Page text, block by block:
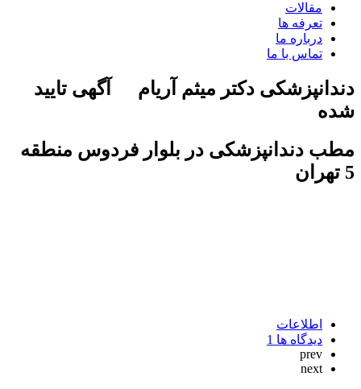
مقالات
تعرفه ها
درباره ما
تماس با ما
دندانپزشکی دکتر میثم آریام
آگهی تایید
شده
مطب دندانپزشکی در بلوار فردوس منطقه
5 تهران
اطلاعات
دیدگاه ها 1
prev
next